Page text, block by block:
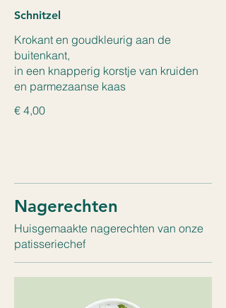
Schnitzel
Krokant en goudkleurig aan de
buitenkant,
in een knapperig korstje van kruiden
en parmezaanse kaas
€ 4,00
Nagerechten
Huisgemaakte nagerechten van onze
patisseriechef